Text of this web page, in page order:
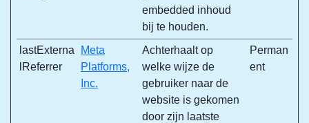
embedded inhoud
bij te houden.
lastExterna
lReferrer
Meta
Platforms,
Inc.
Achterhaalt op
welke wijze de
gebruiker naar de
website is gekomen
door zijn laatste
Perman
ent